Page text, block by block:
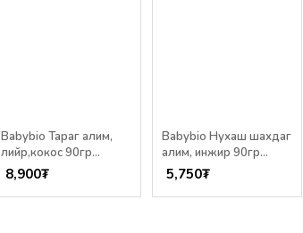
Babybio Тараг алим,
лийр,кокос 90гр
/6+сар/
8,900₮
Babybio Нухаш шахдаг
алим, инжир 90гр
/6+сар/
5,750₮